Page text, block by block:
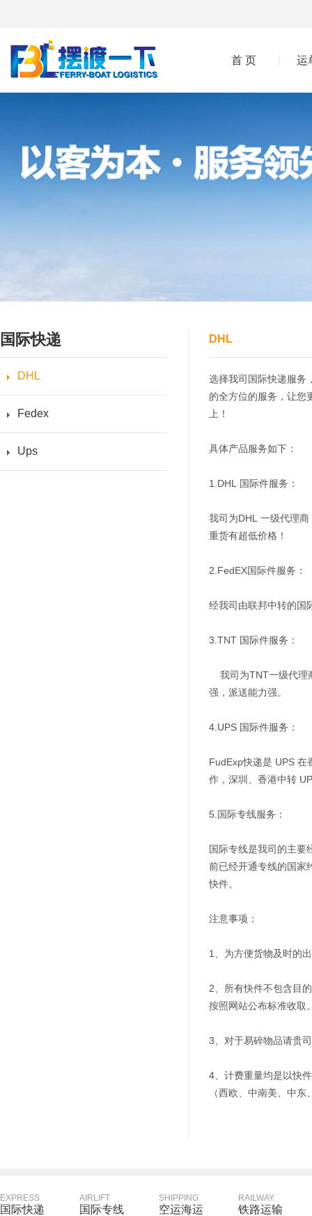
首 页 运
国际快递
DHL
Fedex
Ups
DHL
选择我司国际快递服务
的全方位的服务，让您
上！
具体产品服务如下：
1.DHL 国际件服务：
我司为DHL 一级代理
重货有超低价格！
2.FedEX国际件服务：
经我司由联邦中转的国
3.TNT 国际件服务：
我司为TNT一级代理
强，派送能力强。
4.UPS 国际件服务：
FudExp快递是 UPS 在
作，深圳、香港中转
5.国际专线服务：
国际专线是我司的主要
前已经开通专线的国家
快件。
注意事项：
1、为方便货物及时的
2、所有快件不包含目
按照网站公布标准收取
3、对于易碎物品请贵
4、计费重量均是以快
（西欧、中南美、中
EXPRESS
国际快递
AIRLIFT
国际专线
SHIPPING
空运海运
RAILWAY
铁路运输